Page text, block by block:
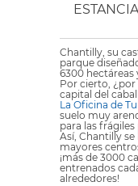
Chantilly, su
parque
6300 hectáreas
Por cierto, ¿por
capital del
La Oficina de
suelo muy
para las
Así, Chantilly
mayores
¡más de 3000
entrenados
alrededores!